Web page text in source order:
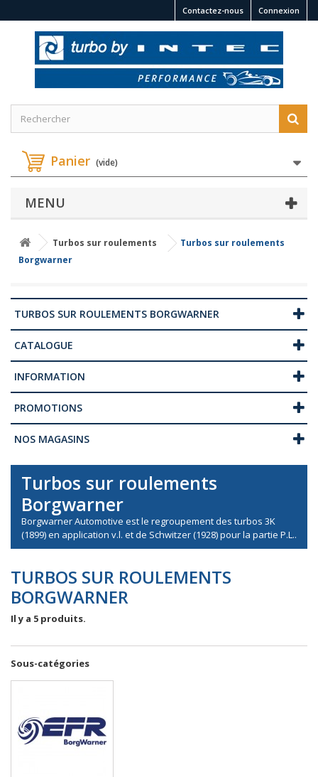
Connexion
Contactez-nous
Panier (vide)
MENU
Turbos sur roulements
Turbos sur roulements
Borgwarner
TURBOS SUR ROULEMENTS BORGWARNER
CATALOGUE
INFORMATION
PROMOTIONS
NOS MAGASINS
Turbos sur roulements
Borgwarner
Borgwarner Automotive est le regroupement des turbos 3K
(1899) en application v.l. et de Schwitzer (1928) pour la partie P.L..
TURBOS SUR ROULEMENTS
BORGWARNER
Il y a 5 produits.
Sous-catégories